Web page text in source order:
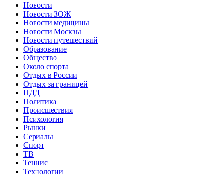
Новости
Новости ЗОЖ
Новости медицины
Новости Москвы
Новости путешествий
Образование
Общество
Около спорта
Отдых в России
Отдых за границей
ПДД
Политика
Происшествия
Психология
Рынки
Сериалы
Спорт
ТВ
Теннис
Технологии